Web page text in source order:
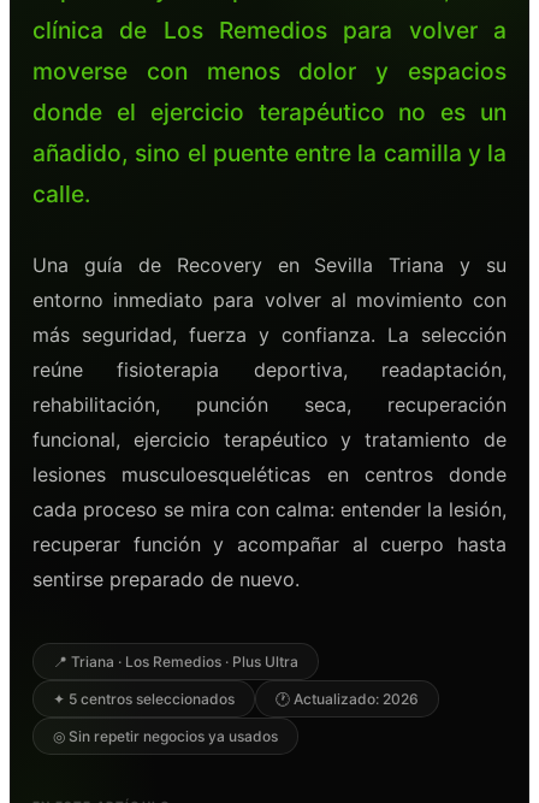
clínica de Los Remedios para volver a
moverse con menos dolor y espacios
donde el ejercicio terapéutico no es un
añadido, sino el puente entre la camilla y la
calle.
Una guía de Recovery en Sevilla Triana y su
entorno inmediato para volver al movimiento con
más seguridad, fuerza y confianza. La selección
reúne fisioterapia deportiva, readaptación,
rehabilitación, punción seca, recuperación
funcional, ejercicio terapéutico y tratamiento de
lesiones musculoesqueléticas en centros donde
cada proceso se mira con calma: entender la lesión,
recuperar función y acompañar al cuerpo hasta
sentirse preparado de nuevo.
📍 Triana · Los Remedios · Plus Ultra
✦ 5 centros seleccionados 🕐 Actualizado: 2026
◎ Sin repetir negocios ya usados